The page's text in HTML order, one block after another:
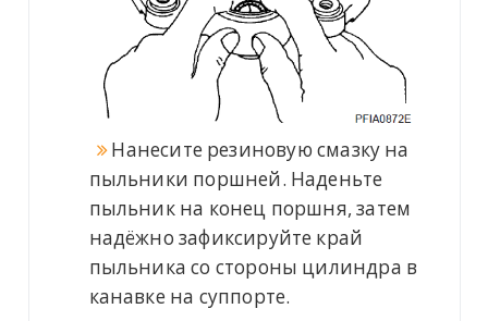
Нанесите резиновую смазку на
пыльники поршней. Наденьте
пыльник на конец поршня, затем
надёжно зафиксируйте край
пыльника со стороны цилиндра в
канавке на суппорте.